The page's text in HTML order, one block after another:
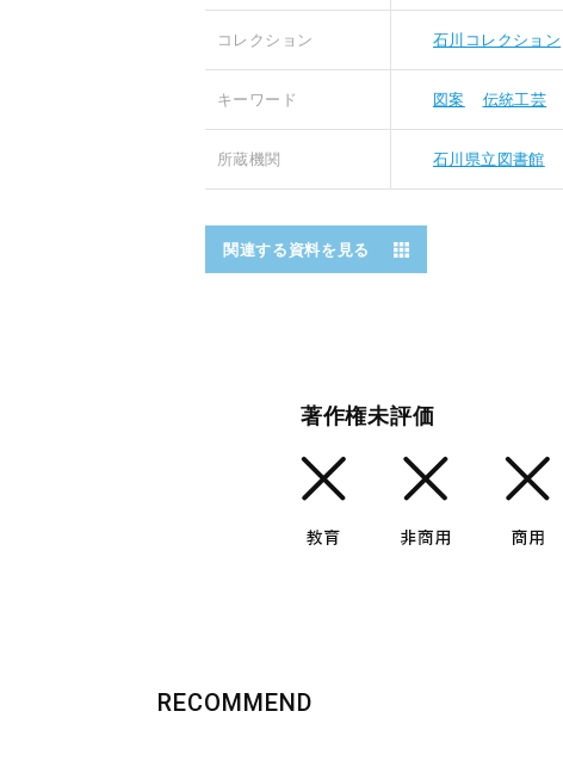
コレクション 石川コレクション
キーワード 図案 伝統工芸
所蔵機関 石川県立図書館
関連する資料を見る
著作権未評価
RECOMMEND